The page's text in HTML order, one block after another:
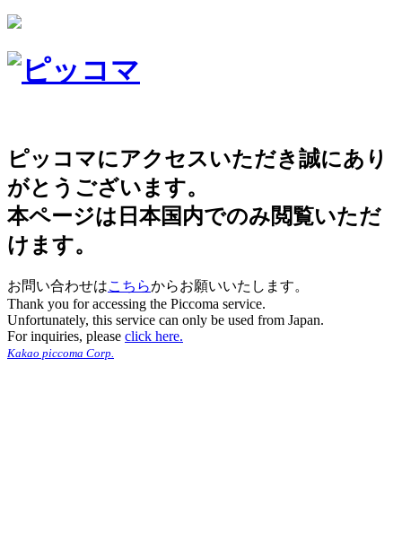
ピッコマにアクセスいただき誠にあり
がとうございます。
本ページは日本国内でのみ閲覧いただ
けます。
お問い合わせはこちらからお願いいたします。
Thank you for accessing the Piccoma service.
Unfortunately, this service can only be used from Japan.
For inquiries, please click here.
Kakao piccoma Corp.